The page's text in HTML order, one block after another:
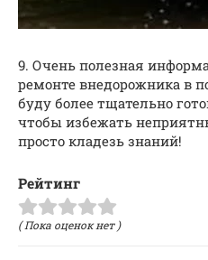
9. Очень полезная
ремонте внедорожника в
буду более тщательно
чтобы избежать
просто кладезь знаний!
Рейтинг
( Пока оценок нет )